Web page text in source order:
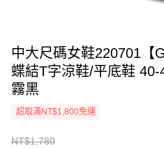
中大尺碼女鞋220701【
蝶結T字涼鞋/平底鞋
霧黑
超取滿NT$1,800免運
NT$1,780